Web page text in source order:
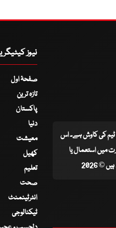
ٹیم کی کاوش ہے۔ اس
میں استعمال یا
2026
نیوز
صفحۂ اول
تازہ ترین
پاکستان
دنیا
معیشت
کھیل
تعلیم
صحت
انٹرٹینمنٹ
ٹیکنالوجی